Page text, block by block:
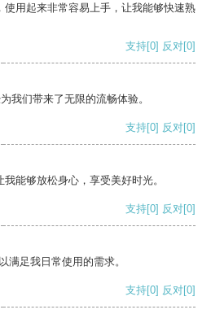
用起来非常容易上手，让我能够快速熟
支持[0] 反对[0]
我们带来了无限的流畅体验。
支持[0] 反对[0]
能够放松身心，享受美好时光。
支持[0] 反对[0]
满足我日常使用的需求。
支持[0] 反对[0]